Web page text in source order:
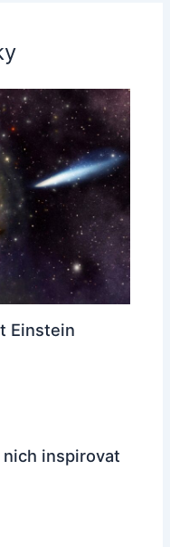
Einstein
nich inspirovat